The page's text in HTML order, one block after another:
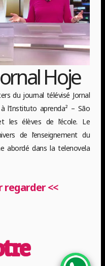
Hoje
du journal télévisé Jornal
l’Instituto aprenda² – São
les élèves de l’école. Le
de l’enseignement du
abordé dans la telenovela
regarder <<